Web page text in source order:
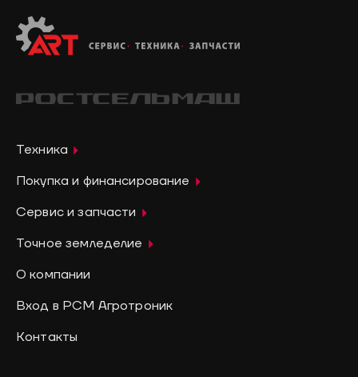
Техника
Покупка и финансирование
Сервис и запчасти
Точное земледелие
О компании
Вход в РСМ Агротроник
Контакты